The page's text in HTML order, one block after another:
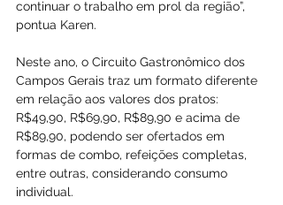
continuar o trabalho em prol da região”,
pontua Karen.
Neste ano, o Circuito Gastronômico dos
Campos Gerais traz um formato diferente
em relação aos valores dos pratos:
R$49,90, R$69,90, R$89,90 e acima de
R$89,90, podendo ser ofertados em
formas de combo, refeições completas,
entre outras, considerando consumo
individual.